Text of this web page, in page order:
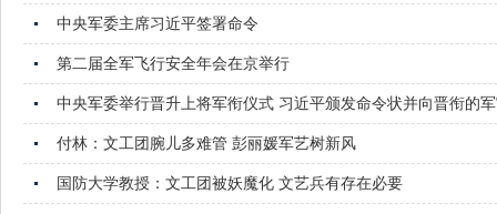
中央军委主席习近平签署命令
第二届全军飞行安全年会在京举行
中央军委举行晋升上将军衔仪式 习近平颁发命令状并向晋衔的
付林：文工团腕儿多难管 彭丽媛军艺树新风
国防大学教授：文工团被妖魔化 文艺兵有存在必要